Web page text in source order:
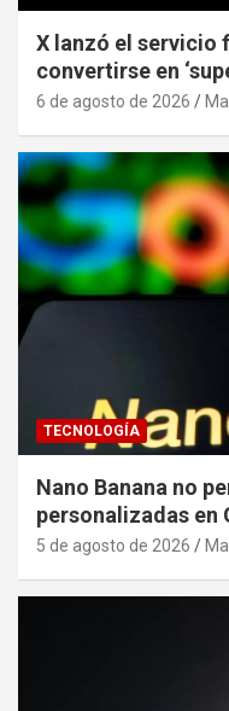
X lanzó el servicio
convertirse en
6 de agosto de 2026
TECNOLOGÍA
Nano Banana no
personalizadas en
5 de agosto de 2026